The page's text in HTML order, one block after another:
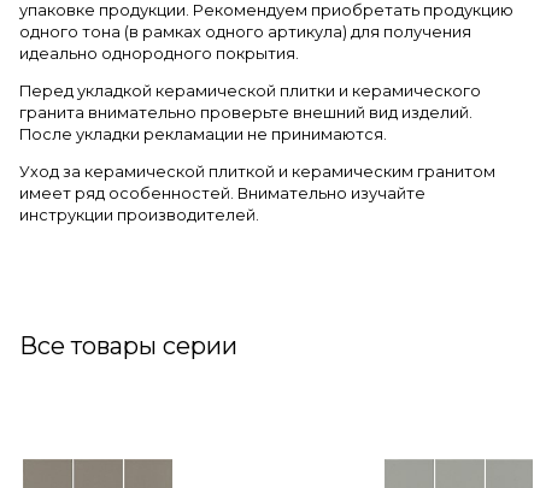
упаковке продукции. Рекомендуем приобретать продукцию
одного тона (в рамках одного артикула) для получения
идеально однородного покрытия.
Перед укладкой керамической плитки и керамического
гранита внимательно проверьте внешний вид изделий.
После укладки рекламации не принимаются.
Уход за керамической плиткой и керамическим гранитом
имеет ряд особенностей. Внимательно изучайте
инструкции производителей.
Все товары серии